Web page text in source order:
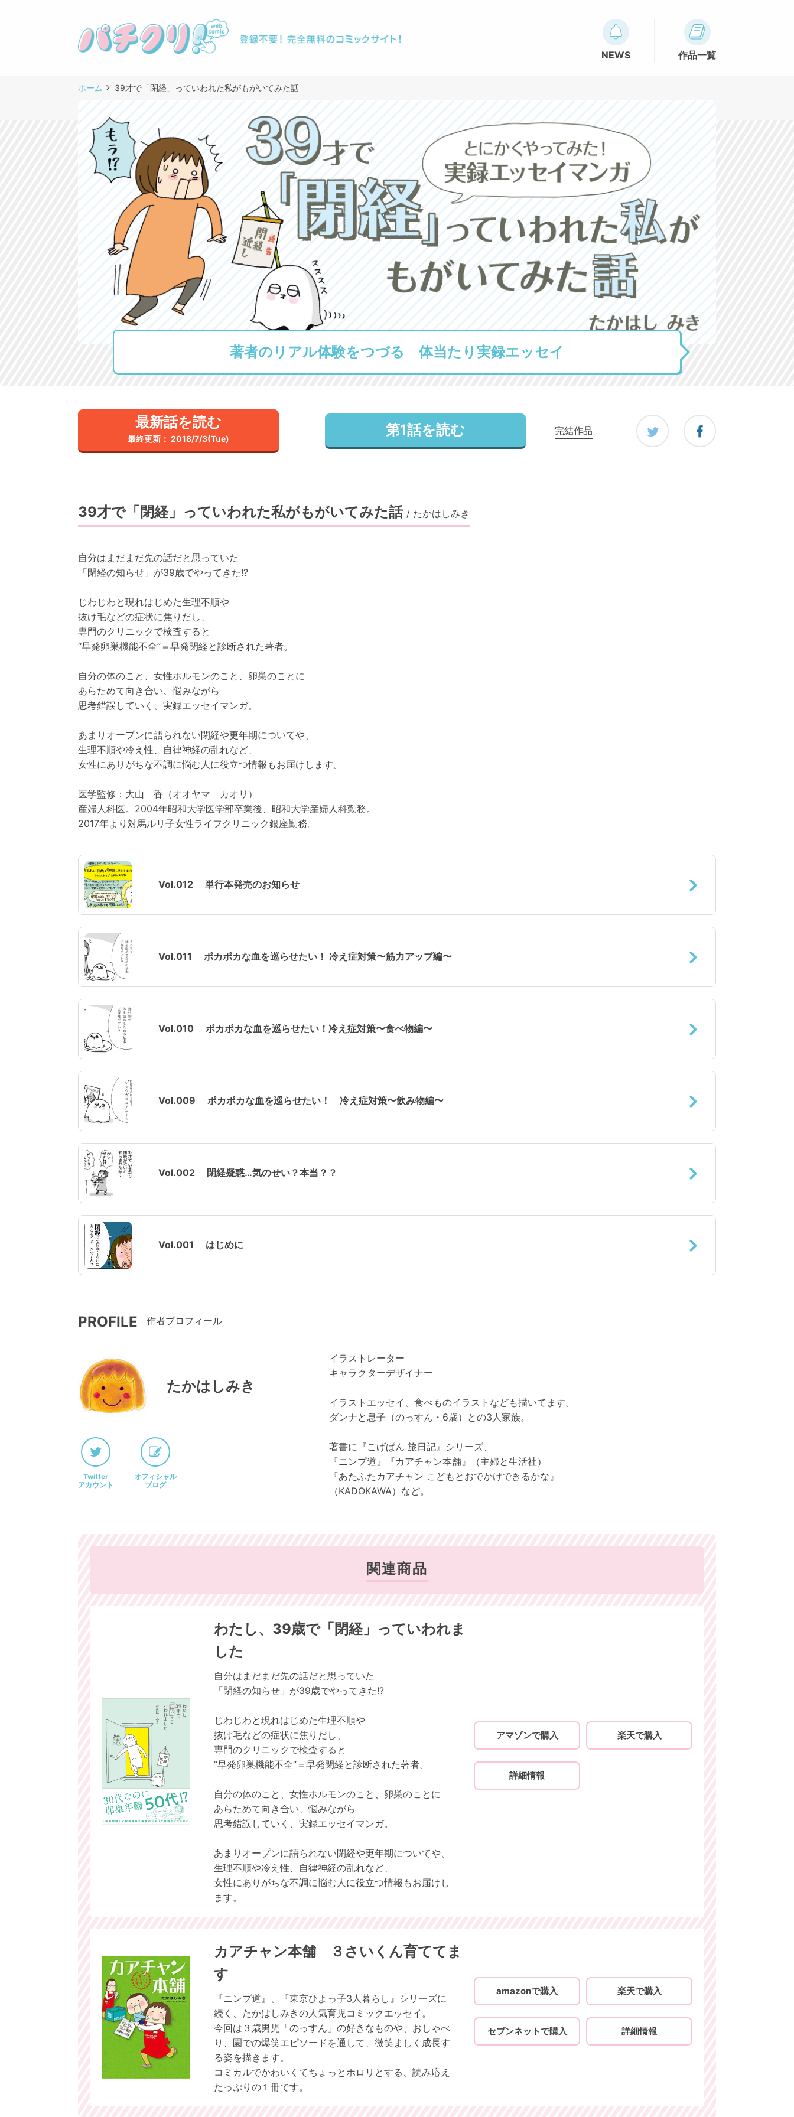
NEWS 作品一覧
ホーム 39才で「閉経」っていわれた私がもがいてみた話
著者のリアル体験をつづる 体当たり実録エッセイ
最新話を読む
最終更新： 2018/7/3(Tue)
第1話を読む 完結作品
39才で「閉経」っていわれた私がもがいてみた話 / たかはしみき
自分はまだまだ先の話だと思っていた
「閉経の知らせ」が39歳でやってきた!?
じわじわと現れはじめた生理不順や
抜け毛などの症状に焦りだし、
専門のクリニックで検査すると
“早発卵巣機能不全”＝早発閉経と診断された著者。
自分の体のこと、女性ホルモンのこと、卵巣のことに
あらためて向き合い、悩みながら
思考錯誤していく、実録エッセイマンガ。
あまりオープンに語られない閉経や更年期についてや、
生理不順や冷え性、自律神経の乱れなど、
女性にありがちな不調に悩む人に役立つ情報もお届けします。
医学監修：大山 香（オオヤマ カオリ）
産婦人科医。2004年昭和大学医学部卒業後、昭和大学産婦人科勤務。
2017年より対馬ルリ子女性ライフクリニック銀座勤務。
Vol.012 単行本発売のお知らせ
Vol.011 ポカポカな血を巡らせたい！ 冷え症対策〜筋力アップ編〜
Vol.010 ポカポカな血を巡らせたい！冷え症対策〜食べ物編〜
Vol.009 ポカポカな血を巡らせたい！ 冷え症対策〜飲み物編〜
Vol.002 閉経疑惑…気のせい？本当？？
Vol.001 はじめに
PROFILE 作者プロフィール
たかはしみき
イラストレーター
キャラクターデザイナー
イラストエッセイ、食べものイラストなども描いてます。
ダンナと息子（のっすん・6歳）との3人家族。
著書に『こげぱん 旅日記』シリーズ、
『ニンプ道』『カアチャン本舗』（主婦と生活社）
『あたふたカアチャン こどもとおでかけできるかな』
（KADOKAWA）など。
Twitter
アカウント
オフィシャル
ブログ
関連商品
わたし、39歳で「閉経」っていわれま
した
自分はまだまだ先の話だと思っていた
「閉経の知らせ」が39歳でやってきた!?
じわじわと現れはじめた生理不順や
抜け毛などの症状に焦りだし、
専門のクリニックで検査すると
“早発卵巣機能不全”＝早発閉経と診断された著者。
自分の体のこと、女性ホルモンのこと、卵巣のことに
あらためて向き合い、悩みながら
思考錯誤していく、実録エッセイマンガ。
あまりオープンに語られない閉経や更年期についてや、
生理不順や冷え性、自律神経の乱れなど、
女性にありがちな不調に悩む人に役立つ情報もお届けし
ます。
アマゾンで購入 楽天で購入
詳細情報
カアチャン本舗 ３さいくん育ててま
す
『ニンプ道』、『東京ひよっ子3人暮らし』シリーズに
続く、たかはしみきの人気育児コミックエッセイ。
今回は３歳男児「のっすん」の好きなものや、おしゃべ
り、園での爆笑エピソードを通して、微笑ましく成長す
る姿を描きます。
コミカルでかわいくてちょっとホロリとする、読み応え
たっぷりの１冊です。
amazonで購入 楽天で購入
セブンネットで購入 詳細情報